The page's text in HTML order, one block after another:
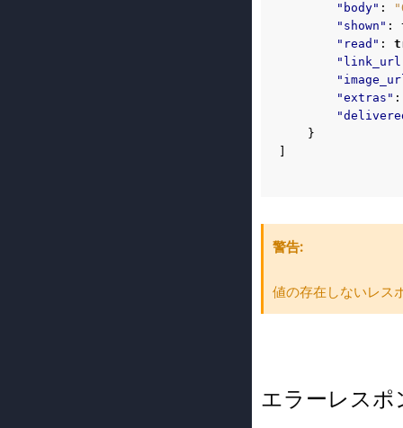
"body" :
"shown" :
"read" :
"extras" :
}
警告
値の存在しないレス
エラーレスポ